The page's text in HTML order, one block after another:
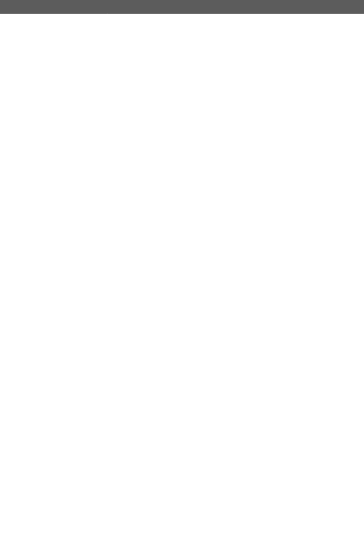
Rechte und Lizenzen